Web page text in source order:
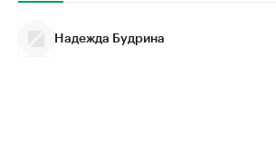
Надежда Будрина